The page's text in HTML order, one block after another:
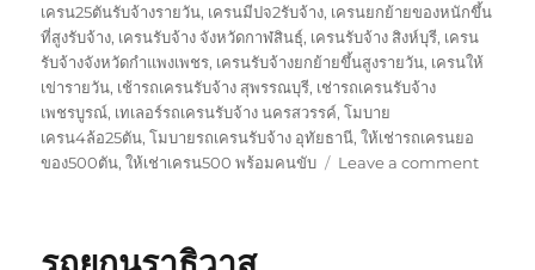
เครน25ตันรับจ้างรายวัน, เครนมีปจ2รับจ้าง, เครนยกย้ายของหนักขึ้น
ที่สูงรับจ้าง, เครนรับจ้าง จังหวัดกาฬสินธุ์, เครนรับจ้าง สิงห์บุรี, เครน
รับจ้างจังหวัดกำแพงเพชร, เครนรับจ้างยกย้ายขึ้นสูงรายวัน, เครนให้
เข่ารายวัน, เช้ารถเครนรับจ้าง สุพรรณบุรี, เช่ารถเครนรับจ้าง
เพชรบูรณ์, เทเลอร์รถเครนรับจ้าง นครสวรรค์,โมบาย
เครน4ล้อ25ตัน,โมบายรถเครนรับจ้าง อุทัยธานี,ให้เช่ารถเครนยอ
ของ500ตัน,ให้เช่าเครน500 พร้อมคนขับ Leave a commenton